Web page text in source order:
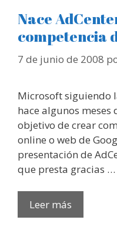
Nace
competencia
7 de junio de 2008
Microsoft siguiendo
hace algunos meses
objetivo de crear
online o web de
presentación de
que presta gracias …
Leer más